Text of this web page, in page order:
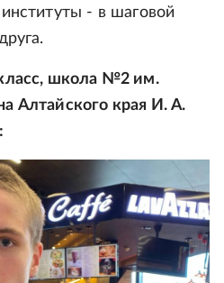
- в шаговой
школа №2 им.
Алтайского края И. А.